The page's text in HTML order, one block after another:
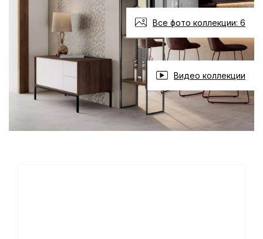
Все фото коллекции: 6
Видео коллекции